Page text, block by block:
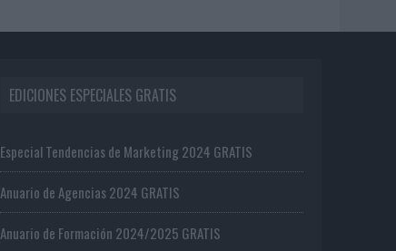
EDICIONES ESPECIALES GRATIS
Especial Tendencias de Marketing 2024 GRATIS
Anuario de Agencias 2024 GRATIS
Anuario de Formación 2024/2025 GRATIS